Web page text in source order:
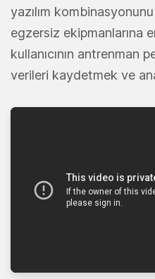
yazılım
egzersiz ekipmanlarına
kullanıcının antrenman
verileri kaydetmek ve